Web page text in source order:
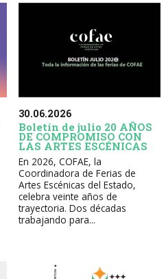
30.06.2026
Boletín de julio 20 AÑOS
DE COMPROMISO CON
LAS ARTES ESCÉNICAS
En 2026, COFAE, la
Coordinadora de Ferias de
Artes Escénicas del Estado,
celebra veinte años de
trayectoria. Dos décadas
trabajando para...